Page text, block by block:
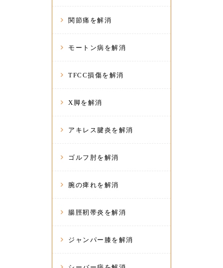
関節痛を解消
モートン病を解消
TFCC損傷を解消
X脚を解消
アキレス腱炎を解消
ゴルフ肘を解消
腕の痺れを解消
腸脛靭帯炎を解消
ジャンパー膝を解消